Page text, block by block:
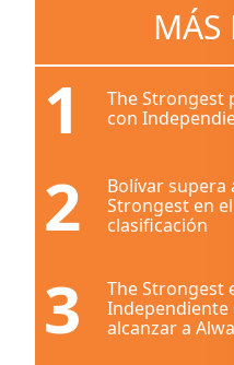
MÁS
1
The Strongest
con
2
Bolívar supera
Strongest en
clasificación
3
The Strongest
Independiente
alcanzar a